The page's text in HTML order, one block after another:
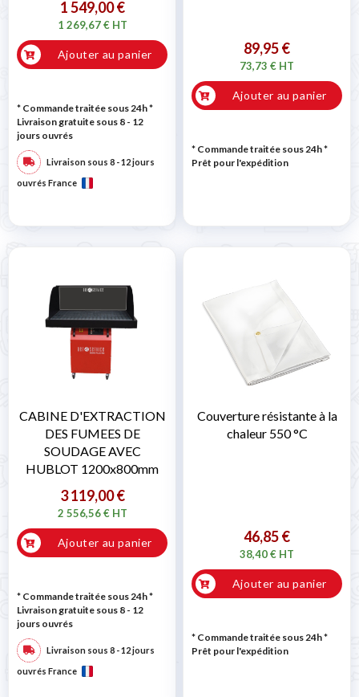
1 549,00 €
1 269,67 € HT
Ajouter au panier
* Commande traitée sous 24h*
Livraison gratuite sous 8 - 12
jours ouvrés
Livraison sous 8 - 12 jours
ouvrés France
89,95 €
73,73 € HT
Ajouter au panier
* Commande traitée sous 24h*
Prêt pour l'expédition
CABINE D'EXTRACTION
DES FUMEES DE
SOUDAGE AVEC
HUBLOT 1200x800mm
3 119,00 €
2 556,56 € HT
Ajouter au panier
* Commande traitée sous 24h*
Livraison gratuite sous 8 - 12
jours ouvrés
Livraison sous 8 - 12 jours
ouvrés France
Couverture résistante à la
chaleur 550 °C
46,85 €
38,40 € HT
Ajouter au panier
* Commande traitée sous 24h*
Prêt pour l'expédition